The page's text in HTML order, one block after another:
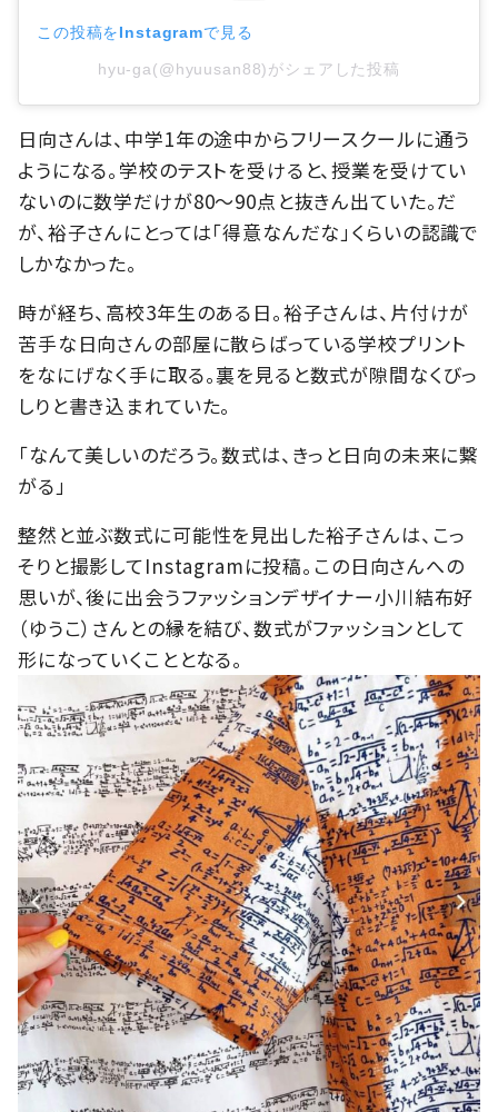
この投稿をInstagramで見る
hyu-ga(@hyuusan88)がシェアした投稿
日向さんは、中学1年の途中からフリースクールに通う
ようになる。学校のテストを受けると、授業を受けてい
ないのに数学だけが80〜90点と抜きん出ていた。だ
が、裕子さんにとっては「得意なんだな」くらいの認識で
しかなかった。
時が経ち、高校3年生のある日。裕子さんは、片付けが
苦手な日向さんの部屋に散らばっている学校プリント
をなにげなく手に取る。裏を見ると数式が隙間なくびっ
しりと書き込まれていた。
「なんて美しいのだろう。数式は、きっと日向の未来に繋
がる」
整然と並ぶ数式に可能性を見出した裕子さんは、こっ
そりと撮影してInstagramに投稿。この日向さんへの
思いが、後に出会うファッションデザイナー小川結布好
（ゆうこ）さんとの縁を結び、数式がファッションとして
形になっていくこととなる。